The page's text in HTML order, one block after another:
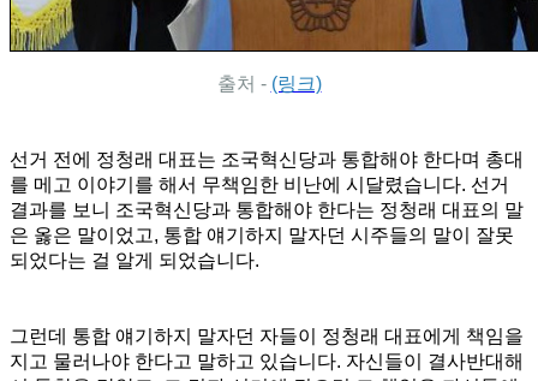
출처 - (링크)
선거 전에 정청래 대표는 조국혁신당과 통합해야 한다며 총대
를 메고 이야기를 해서 무책임한 비난에 시달렸습니다. 선거
결과를 보니 조국혁신당과 통합해야 한다는 정청래 대표의 말
은 옳은 말이었고, 통합 얘기하지 말자던 시주들의 말이 잘못
되었다는 걸 알게 되었습니다.
그런데 통합 얘기하지 말자던 자들이 정청래 대표에게 책임을
지고 물러나야 한다고 말하고 있습니다. 자신들이 결사반대해